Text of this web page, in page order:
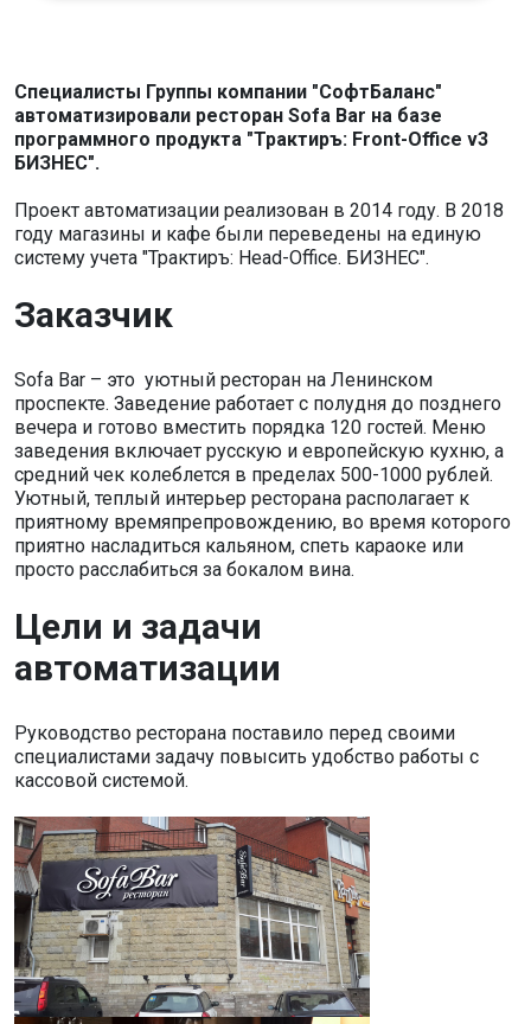
Специалисты Группы компании "СофтБаланс"
автоматизировали ресторан Sofa Bar на базе
программного продукта "Трактиръ: Front-Office v3
БИЗНЕС".
Проект автоматизации реализован в 2014 году. В 2018
году магазины и кафе были переведены на единую
систему учета "Трактиръ: Head-Office. БИЗНЕС".
Заказчик
Sofa Bar – это уютный ресторан на Ленинском
проспекте. Заведение работает с полудня до позднего
вечера и готово вместить порядка 120 гостей. Меню
заведения включает русскую и европейскую кухню, а
средний чек колеблется в пределах 500-1000 рублей.
Уютный, теплый интерьер ресторана располагает к
приятному времяпрепровождению, во время которого
приятно насладиться кальяном, спеть караоке или
просто расслабиться за бокалом вина.
Цели и задачи
автоматизации
Руководство ресторана поставило перед своими
специалистами задачу повысить удобство работы с
кассовой системой.